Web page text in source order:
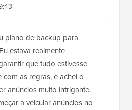
Agora
Deixe uma